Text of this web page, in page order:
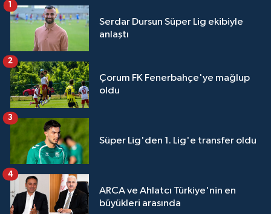
Serdar Dursun Süper Lig ekibiyle
anlaştı
1
Çorum FK Fenerbahçe'ye mağlup
oldu
2
Süper Lig'den 1. Lig'e transfer oldu
3
ARCA ve Ahlatcı Türkiye'nin en
büyükleri arasında
4